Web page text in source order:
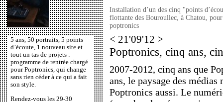
5 ans, 50 portraits, 5 points
d’écoute, 1 nouveau site et
tout un tas de projets :
programme de rentrée chargé
pour Poptronics, qui change
sans rien céder à ce qui a fait
son style.
Rendez-vous les 29-30
Installation d’un des cinq "points
flottante des Bouroullec, à Chatou,
poptronics
< 21'09'12 >
Poptronics, cinq ans,
2007-2012, cinq ans que
ans, le paysage des
Poptronics aussi. Le